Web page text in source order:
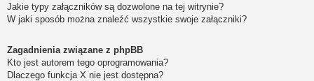
Jakie typy załączników są dozwolone na tej witrynie?
W jaki sposób można znaleźć wszystkie swoje załączniki?
Zagadnienia związane z phpBB
Kto jest autorem tego oprogramowania?
Dlaczego funkcja X nie jest dostępna?